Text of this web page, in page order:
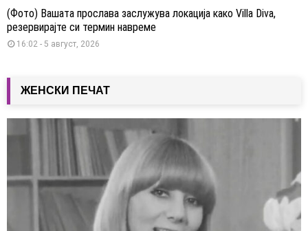
(Фото) Вашата прослава заслужува локација како Villa Diva,
резервирајте си термин навреме
16:02 - 5 август, 2026
ЖЕНСКИ ПЕЧАТ